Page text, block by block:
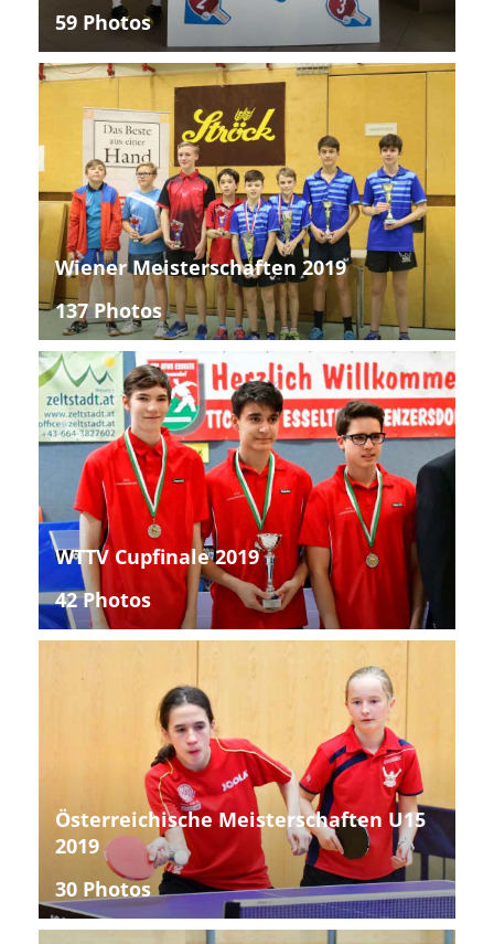
59 Photos
Wiener Meisterschaften 2019
137 Photos
WTTV Cupfinale 2019
42 Photos
Österreichische Meisterschaften U15
2019
30 Photos